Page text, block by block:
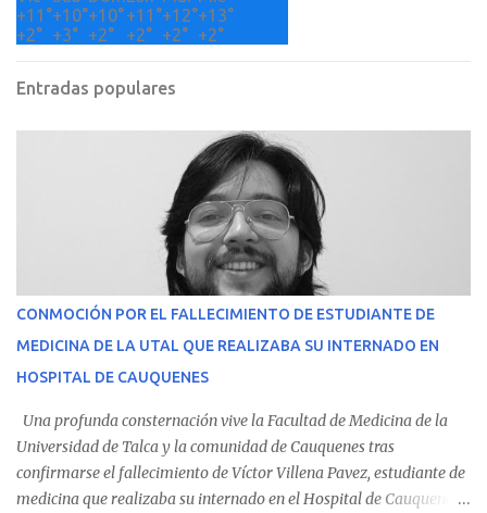
+11°+10°+10°+11°+12°+13°
+2° +3° +2° +2° +2° +2°
Entradas populares
CONMOCIÓN POR EL FALLECIMIENTO DE ESTUDIANTE DE
MEDICINA DE LA UTAL QUE REALIZABA SU INTERNADO EN
HOSPITAL DE CAUQUENES
Una profunda consternación vive la Facultad de Medicina de la
Universidad de Talca y la comunidad de Cauquenes tras
confirmarse el fallecimiento de Víctor Villena Pavez, estudiante de
medicina que realizaba su internado en el Hospital de Cauquenes.